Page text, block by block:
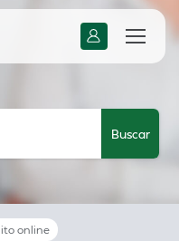
online